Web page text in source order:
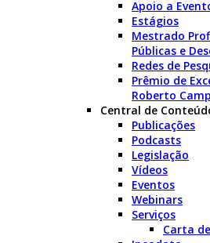
Apoio a
Estágios
Mestrado
Públicas e
Redes de
Prêmio de
Roberto
Central de
Publicações
Podcasts
Legislação
Vídeos
Eventos
Webinars
Serviços
Carta